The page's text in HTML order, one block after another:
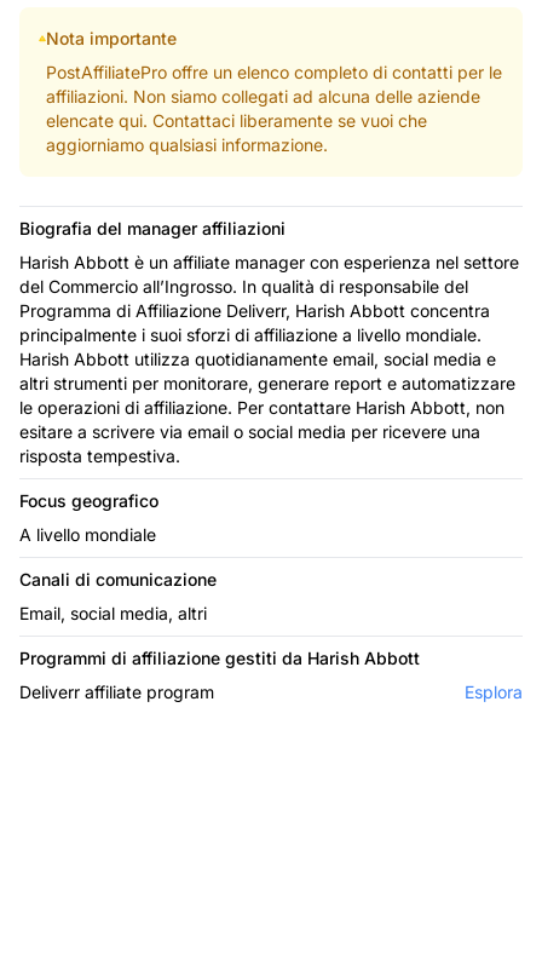
Nota importante
PostAffiliatePro offre un elenco completo di contatti per le
affiliazioni. Non siamo collegati ad alcuna delle aziende
elencate qui. Contattaci liberamente se vuoi che
aggiorniamo qualsiasi informazione.
Biografia del manager affiliazioni
Harish Abbott è un affiliate manager con esperienza nel settore
del Commercio all’Ingrosso. In qualità di responsabile del
Programma di Affiliazione Deliverr, Harish Abbott concentra
principalmente i suoi sforzi di affiliazione a livello mondiale.
Harish Abbott utilizza quotidianamente email, social media e
altri strumenti per monitorare, generare report e automatizzare
le operazioni di affiliazione. Per contattare Harish Abbott, non
esitare a scrivere via email o social media per ricevere una
risposta tempestiva.
Focus geografico
A livello mondiale
Canali di comunicazione
Email, social media, altri
Programmi di affiliazione gestiti da Harish Abbott
Deliverr affiliate program
Esplora